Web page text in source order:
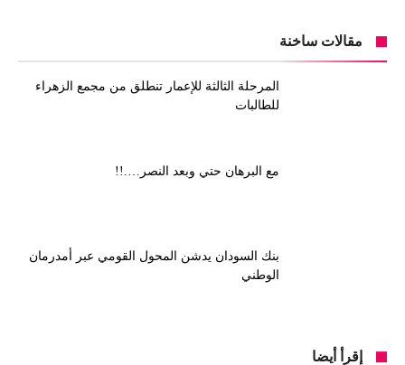
مقالات ساخنة
المرحلة الثالثة للإعمار تنطلق من مجمع الزهراء
للطالبات
مع البرهان حتي وبعد النصر….!!
بنك السودان يدشن المحول القومي عبر أمدرمان
الوطني
إقرأ أيضا